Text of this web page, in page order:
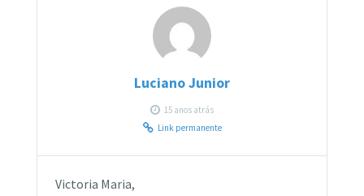
Luciano Junior
15 anos atrás
Link permanente
Victoria Maria,